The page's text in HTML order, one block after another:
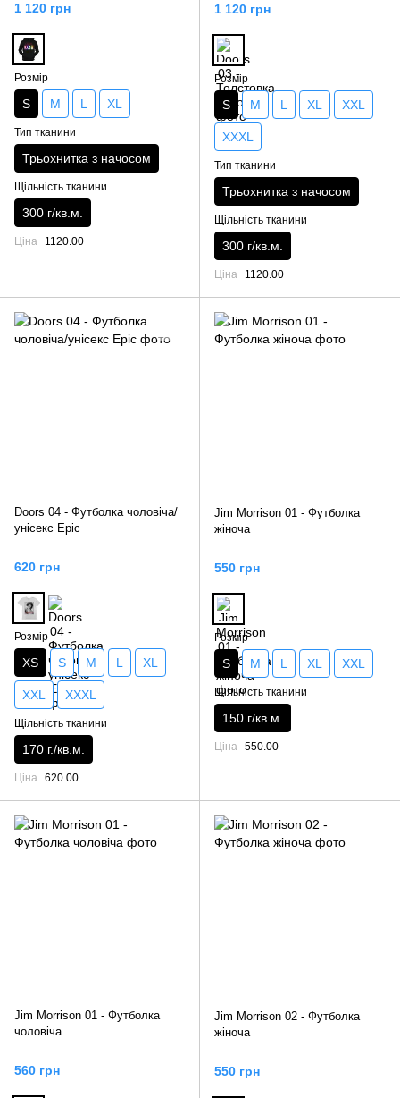
1 120 грн
Розмір
S M L XL
Тип тканини
Трьохнитка з начосом
Щільність тканини
300 г/кв.м.
Ціна 1120.00
1 120 грн
Розмір
S M L XL XXL
XXXL
Тип тканини
Трьохнитка з начосом
Щільність тканини
300 г/кв.м.
Ціна 1120.00
Doors 04 - Футболка чоловіча/
унісекс Epic
620 грн
Розмір
XS S M L XL
XXL XXXL
Щільність тканини
170 г./кв.м.
Ціна 620.00
Jim Morrison 01 - Футболка
жіноча
550 грн
Розмір
S M L XL XXL
Щільність тканини
150 г/кв.м.
Ціна 550.00
Jim Morrison 01 - Футболка
чоловіча
560 грн
Jim Morrison 02 - Футболка
жіноча
550 грн